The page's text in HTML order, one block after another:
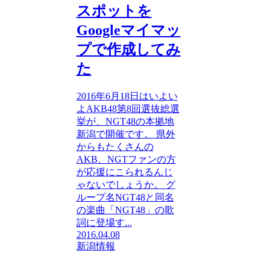
スポットを
Googleマイマッ
プで作成してみ
た
2016年6月18日はいよい
よAKB48第8回選抜総選
挙が、NGT48の本拠地
新潟で開催です。 県外
からもたくさんの
AKB、NGTファンの方
が応援にこられるんじ
ゃないでしょうか。 グ
ループ名NGT48と同名
の楽曲「NGT48」の歌
詞に登場す...
2016.04.08
新潟情報